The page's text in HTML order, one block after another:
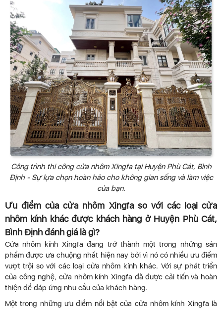
Công trình thi công cửa nhôm Xingfa tại Huyện Phù Cát, Bình
Định - Sự lựa chọn hoàn hảo cho không gian sống và làm việc
của bạn.
Ưu điểm của cửa nhôm Xingfa so với các loại cửa
nhôm kính khác được khách hàng ở Huyện Phù Cát,
Bình Định đánh giá là gì?
Cửa nhôm kính Xingfa đang trở thành một trong những sản
phẩm được ưa chuộng nhất hiện nay bởi vì nó có nhiều ưu điểm
vượt trội so với các loại cửa nhôm kính khác. Với sự phát triển
của công nghệ, cửa nhôm kính Xingfa đã được cải tiến và hoàn
thiện để đáp ứng nhu cầu của khách hàng.
Một trong những ưu điểm nổi bật của cửa nhôm kính Xingfa là